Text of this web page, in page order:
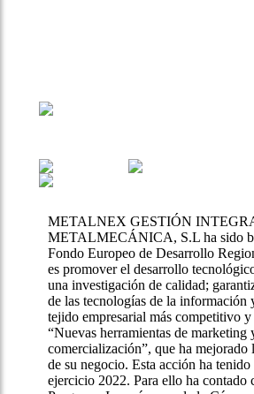
METALNEX GESTIÓN
METALMECÁNICA, S.L ha sido
Fondo Europeo de Desarrollo
es promover el desarrollo
una investigación de calidad;
de las tecnologías de la información
tejido empresarial más competitivo y
“Nuevas herramientas de marketing
comercialización”, que ha mejorado
de su negocio. Esta acción ha
ejercicio 2022. Para ello ha contado